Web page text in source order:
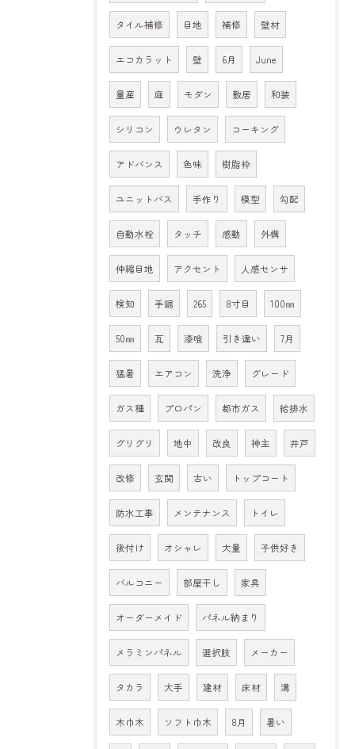
タイル補修 目地 補修 壁材
エコカラット 壁 6月 June
量産 庭 モダン 敷居 和装
シリコン ウレタン コーキング
アドバンス 色味 樹脂枠
ユニットバス 手作り 模型 勾配
自動水栓 タッチ 感動 外構
伸縮目地 アクセント 人感センサ
検知 手鋸 265 8寸目 100㎜
50㎜ 瓦 漆喰 引き違い 7月
猛暑 エアコン 洗浄 グレード
ガス種 プロパン 都市ガス 給排水
グリグリ 地中 改良 神主 井戸
改修 玄関 古い トップコート
防水工事 メンテナンス トイレ
後付け オシャレ 大量 子供好き
バルコニー 部屋干し 家具
オーダーメイド パネル納まり
メラミンパネル 選択肢 メーカー
タカラ 大手 建材 床材 溝
木巾木 ソフト巾木 8月 暑い